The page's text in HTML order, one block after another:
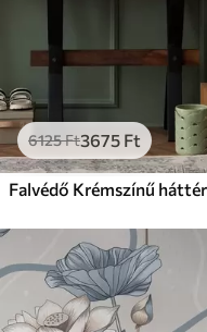
6125Ft3675 Ft